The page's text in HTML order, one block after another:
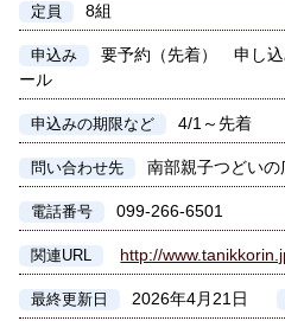
定員 8組
申込み
要予約（先着） 申し込
ール
申込みの期限など 4/1～先着
問い合わせ先 南部親子つどいの
電話番号 099-266-6501
関連URL http://
最終更新日 2026年4月21日